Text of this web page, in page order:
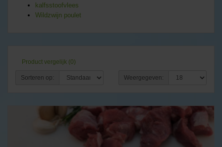
kalfsstoofvlees
Wildzwijn poulet
Product vergelijk (0)
Sorteren op: Weergegeven: